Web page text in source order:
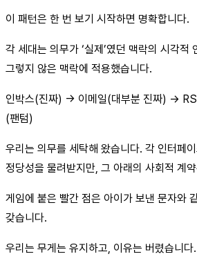
이 패턴은 한 번 보기 시작하면 명확합니다.
각 세대는 의무가 ‘실제’였던 맥락의 시각적
그렇지 않은 맥락에 적용했습니다.
인박스(진짜) → 이메일(대부분 진짜) →
(팬텀)
우리는 의무를 세탁해 왔습니다. 각 인터페
정당성을 물려받지만, 그 아래의 사회적 계
게임에 붙은 빨간 점은 아이가 보낸 문자와
갖습니다.
우리는 무게는 유지하고, 이유는 버렸습니다.